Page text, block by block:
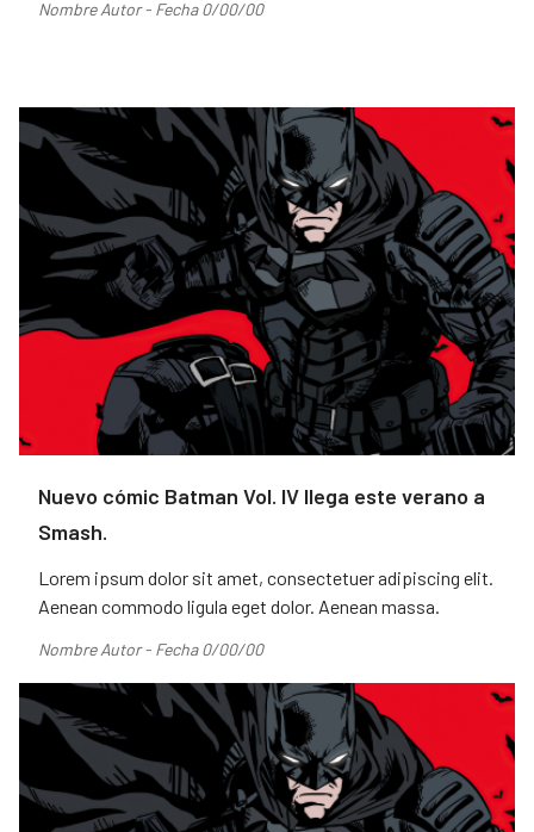
Nombre Autor - Fecha 0/00/00
Nuevo cómic Batman Vol. IV llega este verano a
Smash.
Lorem ipsum dolor sit amet, consectetuer adipiscing elit.
Aenean commodo ligula eget dolor. Aenean massa.
Nombre Autor - Fecha 0/00/00